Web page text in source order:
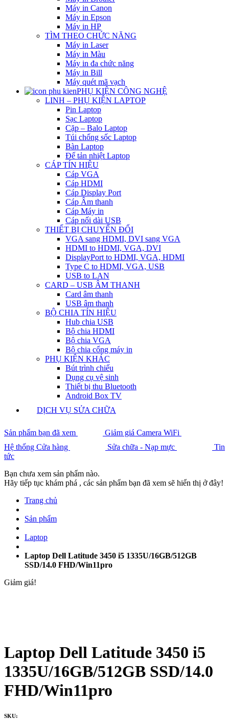
Máy in Canon
Máy in Epson
Máy in HP
TÌM THEO CHỨC NĂNG
Máy in Laser
Máy in Màu
Máy in đa chức năng
Máy in Bill
Máy quét mã vạch
PHỤ KIỆN CÔNG NGHỆ
LINH – PHỤ KIỆN LAPTOP
Pin Laptop
Sạc Laptop
Cặp – Balo Laptop
Túi chống sốc Laptop
Bàn Laptop
Đế tản nhiệt Laptop
CÁP TÍN HIỆU
Cáp VGA
Cáp HDMI
Cáp Display Port
Cáp Âm thanh
Cáp Máy in
Cáp nối dài USB
THIẾT BỊ CHUYỂN ĐỔI
VGA sang HDMI, DVI sang VGA
HDMI to HDMI, VGA, DVI
DisplayPort to HDMI, VGA, HDMI
Type C to HDMI, VGA, USB
USB to LAN
CARD – USB ÂM THANH
Card âm thanh
USB âm thanh
BỘ CHIA TÍN HIỆU
Hub chia USB
Bộ chia HDMI
Bộ chia VGA
Bộ chia cổng máy in
PHỤ KIỆN KHÁC
Bút trình chiếu
Dụng cụ vệ sinh
Thiết bị thu Bluetooth
Android Box TV
DỊCH VỤ SỬA CHỮA
Sản phẩm bạn đã xem
Giảm giá Camera WiFi
Hệ thống Cửa hàng
Sửa chữa - Nạp mực
Tin
tức
Bạn chưa xem sản phẩm nào.
Hãy tiếp tục khám phá , các sản phẩm bạn đã xem sẽ hiển thị ở đây!
Trang chủ
Sản phẩm
Laptop
Laptop Dell Latitude 3450 i5 1335U/16GB/512GB
SSD/14.0 FHD/Win11pro
Giảm giá!
Laptop Dell Latitude 3450 i5
1335U/16GB/512GB SSD/14.0
FHD/Win11pro
SKU: